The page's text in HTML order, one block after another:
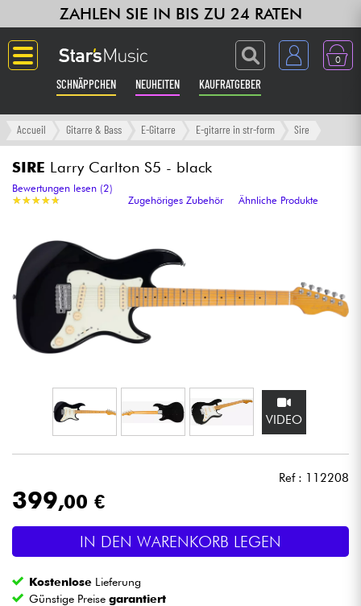
ZAHLEN SIE IN BIS ZU 24 RATEN
0
SCHNÄPPCHEN NEUHEITEN KAUFRATGEBER
Langue
Gitarre & Bass
Verstärker & Effekte
Klaviere & Piano
Synths & samplers
Studio
Mikros
Live-Sound
Licht
Drums
Accueil Gitarre & Bass E-Gitarre E-gitarre in str-form Sire
SIRE Larry Carlton S5 - black
★★★★★
★★★★★
Bewertungen lesen (2)
Zugehöriges Zubehör
Ähnliche Produkte
VIDEO
Ref : 112208
399,00 €
IN DEN WARENKORB LEGEN
Kostenlose Lieferung
Günstige Preisegarantiert